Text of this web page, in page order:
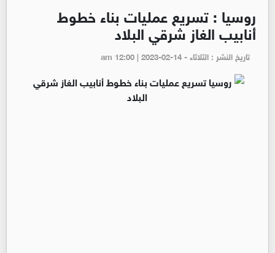
روسيا : تسريع عمليات بناء خطوط
أنابيب الغاز شرقي البلاد
تاريخ النشر : الثلاثاء - am 12:00 | 2023-02-14